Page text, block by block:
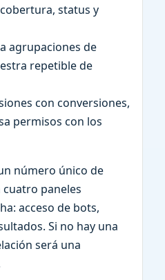
status y
agrupaciones de
repetible de
con conversiones,
permisos con los
número único de
cuatro paneles
acceso de bots,
Si no hay una
será una